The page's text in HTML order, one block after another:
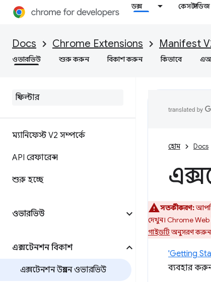
ডক্স কেস স্টাডিজ
Docs Chrome Extensions Manifest
ওভারভিউ শুরু করুন বিকাশ করুন কিভাবে
ম্যানিফেস্ট V2 সম্পর্কে
API রেফারেন্স
শুরু হচ্ছে
ওভারভিউ
এক্সটেনশন বিকাশ
এক্সটেনশন উন্নয়ন ওভারভিউ
হোম Docs
সতর্কীকরণ:
দেখুন। Chrome
গাইডটিঅনুসরণ
'Getting
ব্যবহার